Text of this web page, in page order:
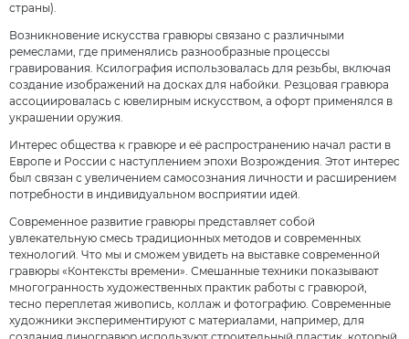
страны).
Возникновение искусства гравюры связано с различными
ремеслами, где применялись разнообразные процессы
гравирования. Ксилография использовалась для резьбы, включая
создание изображений на досках для набойки. Резцовая гравюра
ассоциировалась с ювелирным искусством, а офорт применялся в
украшении оружия.
Интерес общества к гравюре и её распространению начал расти в
Европе и России с наступлением эпохи Возрождения. Этот интерес
был связан с увеличением самосознания личности и расширением
потребности в индивидуальном восприятии идей.
Современное развитие гравюры представляет собой
увлекательную смесь традиционных методов и современных
технологий. Что мы и сможем увидеть на выставке современной
гравюры «Контексты времени». Смешанные техники показывают
многогранность художественных практик работы с гравюрой,
тесно переплетая живопись, коллаж и фотографию. Современные
художники экспериментируют с материалами, например, для